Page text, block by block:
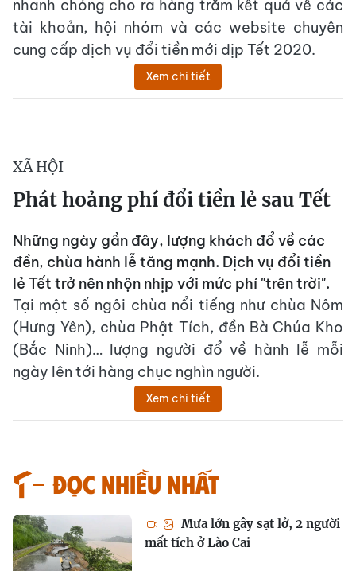
nhanh chóng cho ra hàng trăm kết quả về các
tài khoản, hội nhóm và các website chuyên
cung cấp dịch vụ đổi tiền mới dịp Tết 2020.
Xem chi tiết
XÃ HỘI
Phát hoảng phí đổi tiền lẻ sau Tết
Những ngày gần đây, lượng khách đổ về các
đền, chùa hành lễ tăng mạnh. Dịch vụ đổi tiền
lẻ Tết trở nên nhộn nhịp với mức phí "trên trời".
Tại một số ngôi chùa nổi tiếng như chùa Nôm
(Hưng Yên), chùa Phật Tích, đền Bà Chúa Kho
(Bắc Ninh)… lượng người đổ về hành lễ mỗi
ngày lên tới hàng chục nghìn người.
Xem chi tiết
Đọc nhiều nhất
Mưa lớn gây sạt lở, 2 người
mất tích ở Lào Cai